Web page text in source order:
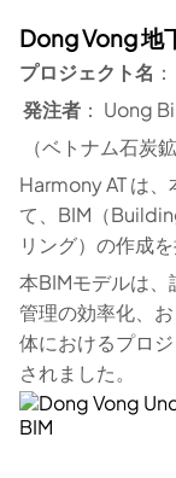
Dong Vong 地
プロジェクト名
発注者 ： Uong
（ベトナム石炭
Harmony AT は
て、BIM（
リング）の作成を
本BIMモデルは
管理の効率化、
体におけるプロ
されました。